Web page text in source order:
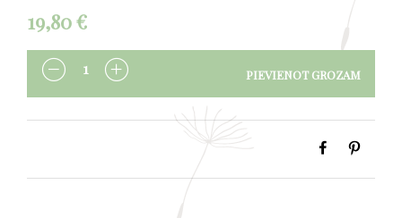
19,80€
DAUDZUMS PIEVIENOT GROZAM